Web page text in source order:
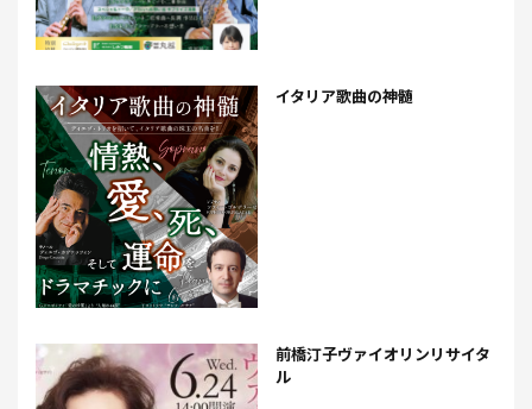
イタリア歌曲の神髄
前橋汀子ヴァイオリンリサイタ
ル